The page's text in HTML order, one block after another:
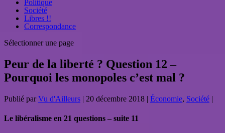
Politique
Société
Libres !!
Correspondance
Sélectionner une page
Peur de la liberté ? Question 12 –
Pourquoi les monopoles c’est mal ?
Publié parVu d'Ailleurs | 20 décembre 2018 | Économie, Société |
Le libéralisme en 21 questions – suite 11